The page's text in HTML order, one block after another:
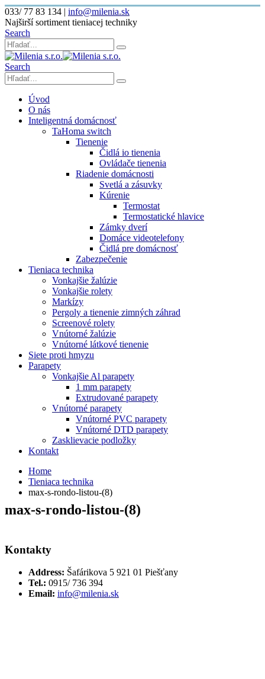
033/ 77 83 134 | info@milenia.sk
Najširší sortiment tieniacej techniky
Search
Search
Úvod
O nás
Inteligentná domácnosť
TaHoma switch
Tienenie
Čidlá io tienenia
Ovládače tienenia
Riadenie domácnosti
Svetlá a zásuvky
Kúrenie
Termostat
Termostatické hlavice
Zámky dverí
Domáce videotelefony
Čidlá pre domácnosť
Zabezpečenie
Tieniaca technika
Vonkajšie žalúzie
Vonkajšie rolety
Markízy
Pergoly a tienenie zimných záhrad
Screenové rolety
Vnútorné žalúzie
Vnútorné látkové tienenie
Siete proti hmyzu
Parapety
Vonkajšie Al parapety
1 mm parapety
Extrudované parapety
Vnútorné parapety
Vnútorné PVC parapety
Vnútorné DTD parapety
Zasklievacie podložky
Kontakt
Home
Tieniaca technika
max-s-rondo-listou-(8)
max-s-rondo-listou-(8)
Kontakty
Address: Šafárikova 5 921 01 Piešťany
Tel.: 0915/ 736 394
Email: info@milenia.sk